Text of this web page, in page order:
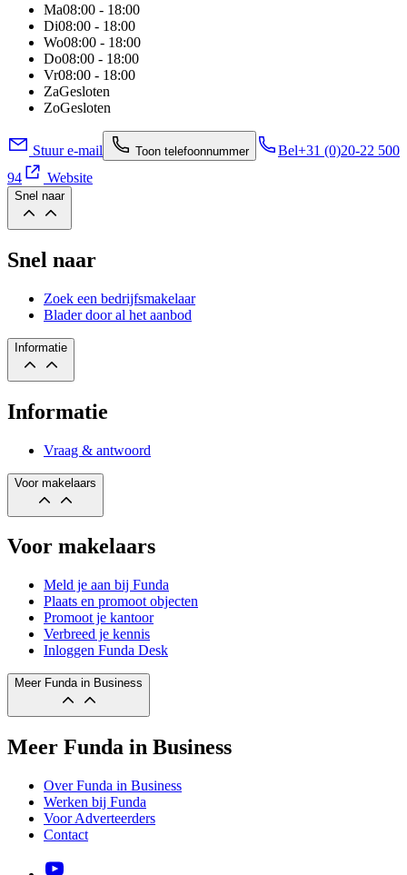
Ma08:00 - 18:00
Di08:00 - 18:00
Wo08:00 - 18:00
Do08:00 - 18:00
Vr08:00 - 18:00
ZaGesloten
ZoGesloten
Stuur e-mail Toon telefoonnummer Bel+31 (0)20-22 500
94
Website
Snel naar
Snel naar
Zoek een bedrijfsmakelaar
Blader door al het aanbod
Informatie
Informatie
Vraag & antwoord
Voor makelaars
Voor makelaars
Meld je aan bij Funda
Plaats en promoot objecten
Promoot je kantoor
Verbreed je kennis
Inloggen Funda Desk
Meer Funda in Business
Meer Funda in Business
Over Funda in Business
Werken bij Funda
Voor Adverteerders
Contact